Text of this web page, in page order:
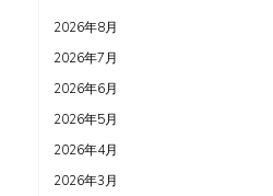
2026年8月
2026年7月
2026年6月
2026年5月
2026年4月
2026年3月